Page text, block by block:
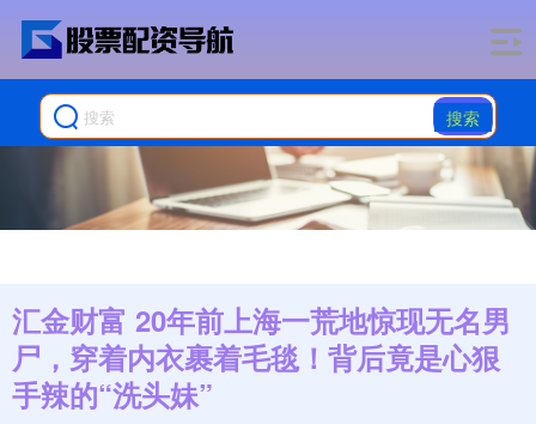
搜索
汇金财富 20年前上海一荒地惊现无名男
尸，穿着内衣裹着毛毯！背后竟是心狠
手辣的“洗头妹”